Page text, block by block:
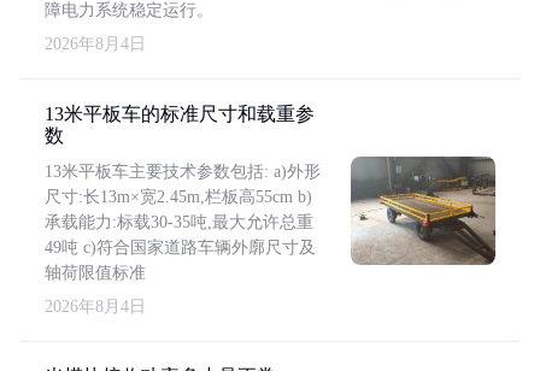
障电力系统稳定运行。
2026年8月4日
13米平板车的标准尺寸和载重参
数
13米平板车主要技术参数包括: a)外形
尺寸:长13m×宽2.45m,栏板高55cm b)
承载能力:标载30-35吨,最大允许总重
49吨 c)符合国家道路车辆外廓尺寸及
轴荷限值标准
2026年8月4日